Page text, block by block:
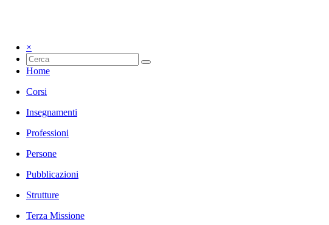
×
Home
Corsi
Insegnamenti
Professioni
Persone
Pubblicazioni
Strutture
Terza Missione